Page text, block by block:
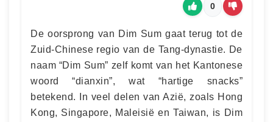
0
De oorsprong van Dim Sum gaat terug tot de
Zuid-Chinese regio van de Tang-dynastie. De
naam “Dim Sum” zelf komt van het Kantonese
woord “dianxin”, wat “hartige snacks”
betekend. In veel delen van Azië, zoals Hong
Kong, Singapore, Maleisië en Taiwan, is Dim